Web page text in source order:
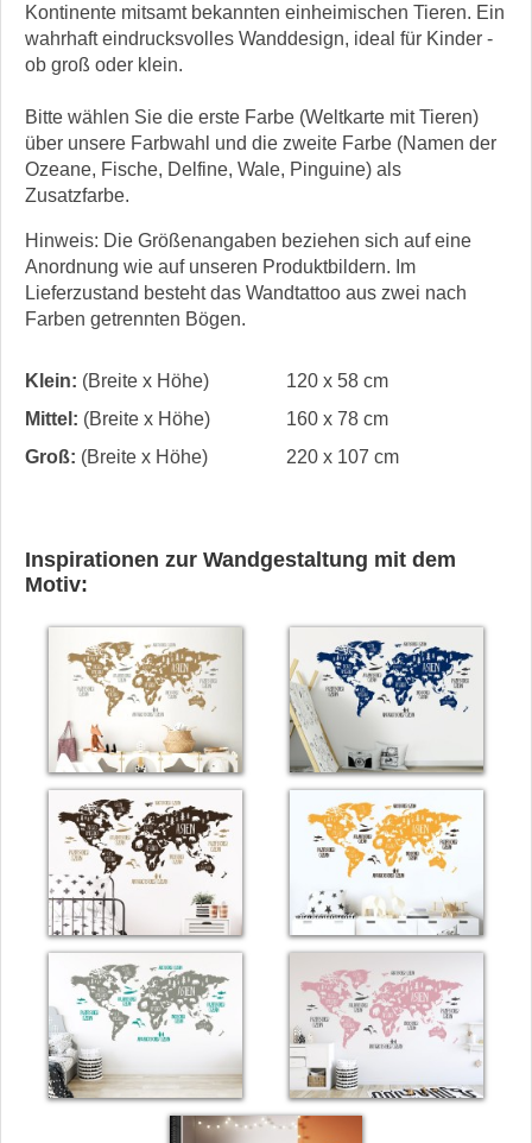
Kontinente mitsamt bekannten einheimischen Tieren. Ein
wahrhaft eindrucksvolles Wanddesign, ideal für Kinder -
ob groß oder klein.
Bitte wählen Sie die erste Farbe (Weltkarte mit Tieren)
über unsere Farbwahl und die zweite Farbe (Namen der
Ozeane, Fische, Delfine, Wale, Pinguine) als
Zusatzfarbe.
Hinweis: Die Größenangaben beziehen sich auf eine
Anordnung wie auf unseren Produktbildern. Im
Lieferzustand besteht das Wandtattoo aus zwei nach
Farben getrennten Bögen.
Klein: (Breite x Höhe)
120 x 58 cm
Mittel: (Breite x Höhe)
160 x 78 cm
Groß: (Breite x Höhe) 220 x 107 cm
Inspirationen zur Wandgestaltung mit dem
Motiv: